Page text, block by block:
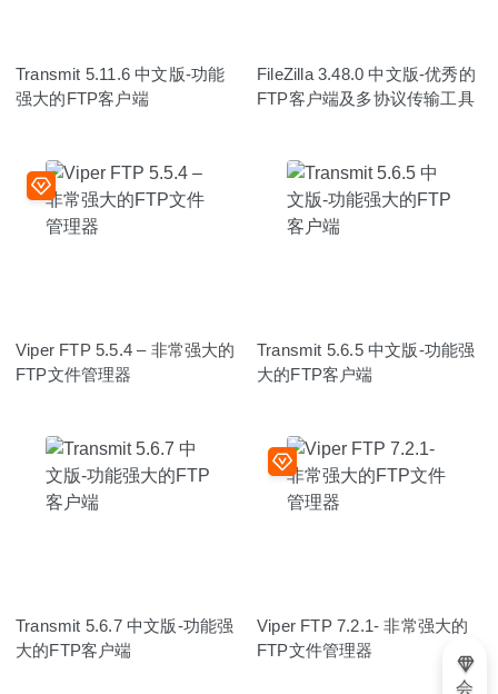
Transmit 5.11.6 中文版-功能
强大的FTP客户端
FileZilla 3.48.0 中文版-优秀的
FTP客户端及多协议传输工具
Viper FTP 5.5.4 – 非常强大的
FTP文件管理器
Transmit 5.6.5 中文版-功能强
大的FTP客户端
Transmit 5.6.7 中文版-功能强
大的FTP客户端
Viper FTP 7.2.1- 非常强大的
FTP文件管理器
会